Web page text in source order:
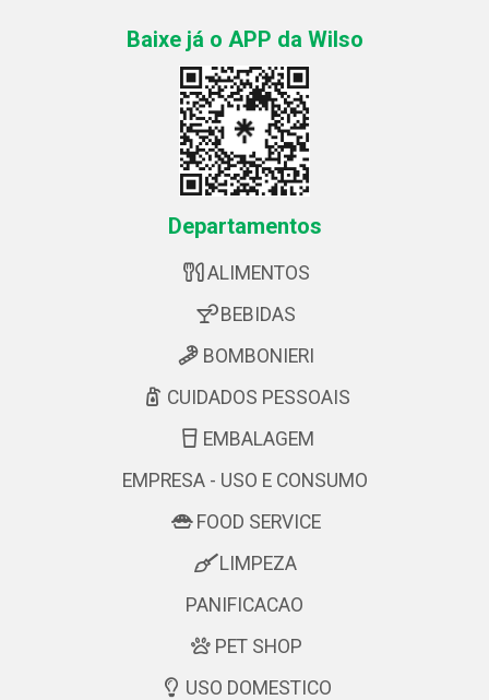
Baixe já o APP da Wilso
Departamentos
ALIMENTOS
BEBIDAS
BOMBONIERI
CUIDADOS PESSOAIS
EMBALAGEM
EMPRESA - USO E CONSUMO
FOOD SERVICE
LIMPEZA
PANIFICACAO
PET SHOP
USO DOMESTICO